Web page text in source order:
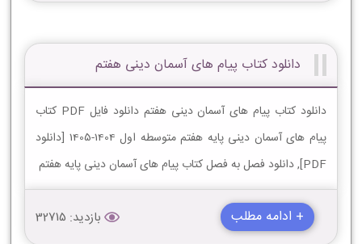
دانلود کتاب پیام های آسمان دینی هفتم
دانلود کتاب پیام های آسمان دینی هفتم دانلود فایل PDF کتاب
پیام های آسمان دینی پایه هفتم متوسطه اول 1404-1405 [دانلود
PDF], دانلود فصل به فصل کتاب پیام های آسمان دینی پایه هفتم
+ ادامه مطلب بازدید: 32715